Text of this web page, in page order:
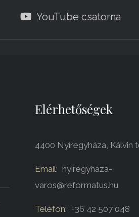
YouTube csatorna
Elérhetőségek
4400 Nyíregyháza, Kálvin
Email: nyiregyhaza-
varos@reformatus.hu
Telefon: +36 42 507 048